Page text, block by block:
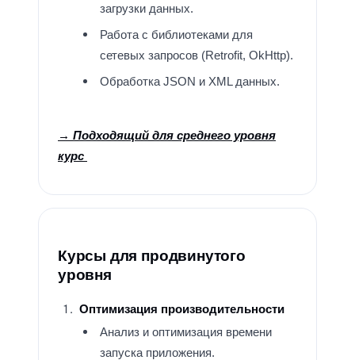
загрузки данных.
Работа с библиотеками для
сетевых запросов (Retrofit, OkHttp).
Обработка JSON и XML данных.
→ Подходящий для среднего уровня
курс
Курсы для продвинутого
уровня
Оптимизация производительности
Анализ и оптимизация времени
запуска приложения.